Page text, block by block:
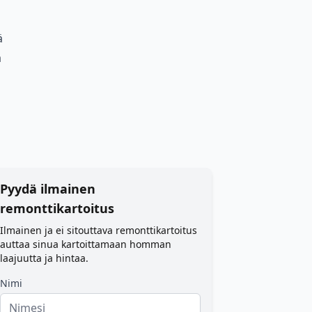
Pyydä ilmainen
remonttikartoitus
Ilmainen ja ei sitouttava remonttikartoitus
auttaa sinua kartoittamaan homman
laajuutta ja hintaa.
Nimi